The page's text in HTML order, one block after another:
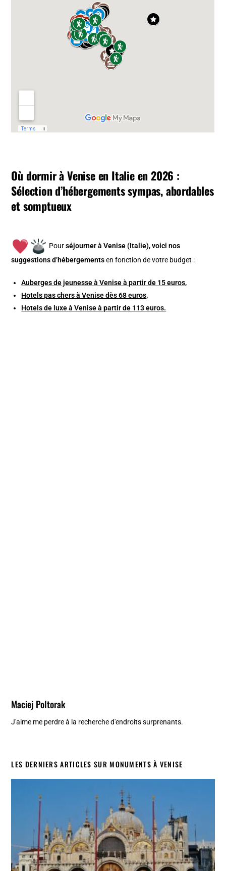
Où dormir à Venise en Italie en 2026 :
Sélection d’hébergements sympas, abordables
et somptueux
Pourséjourner à Venise (Italie), voici nos
suggestions d’hébergements en fonction de votre budget :
Auberges de jeunesse à Venise à partir de 15 euros,
Hotels pas chers à Venise dès 68 euros,
Hotels de luxe à Venise à partir de 113 euros.
Maciej Poltorak
J'aime me perdre à la recherche d'endroits surprenants.
LES DERNIERS ARTICLES SUR MONUMENTS À VENISE